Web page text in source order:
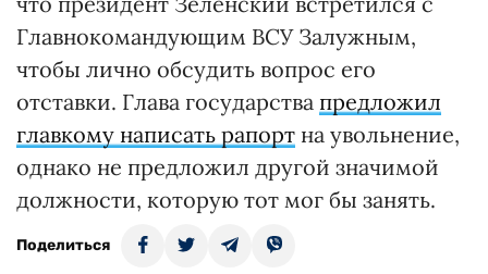
Главнокомандующим ВСУ Залужным,
чтобы лично обсудить вопрос его
отставки. Глава государства предложил
главкому написать рапорт на увольнение,
однако не предложил другой значимой
должности, которую тот мог бы занять.
Поделиться